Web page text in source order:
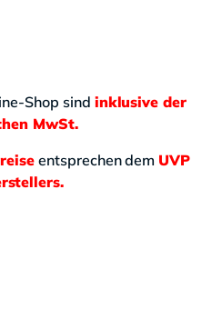
Shop sind inklusive der
MwSt.
entsprechen dem UVP